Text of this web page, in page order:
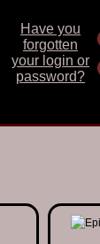
Have you
forgotten
your login or
password?